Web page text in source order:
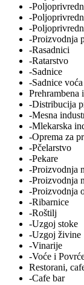
-
-
-
-Proizvodnja
-Rasadnici
-Ratarstvo
-Sadnice
-Sadnice voća
Prehrambena
-Distribucija
-Mesna
-Mlekarska
-Oprema za
-Pčelarstvo
-Pekare
-Proizvodnja
-Proizvodnja
-Proizvodnja
-Ribarnice
-Roštilj
-Uzgoj stoke
-Uzgoj živine
-Vinarije
-Voće i
Restorani,
-Cafe bar